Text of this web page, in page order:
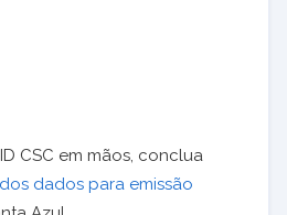
CSC em mãos, conclua
dados para emissão